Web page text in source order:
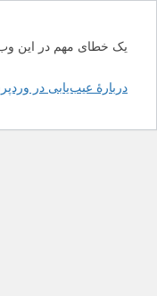
یک خطای مهم در این
دربارهٔ عیب‌یابی در